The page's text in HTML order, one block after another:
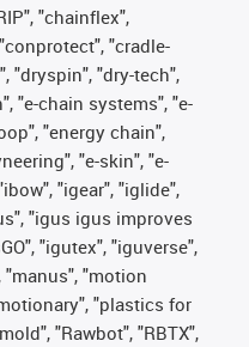
"chainflex",
"cradle-
"dryspin", "dry-tech",
"e-chain systems", "e-
"energy chain",
"e-skin", "e-
"igear", "iglide",
"igus igus improves
"igutex", "iguverse",
"manus", "motion
"plastics for
"Rawbot", "RBTX",